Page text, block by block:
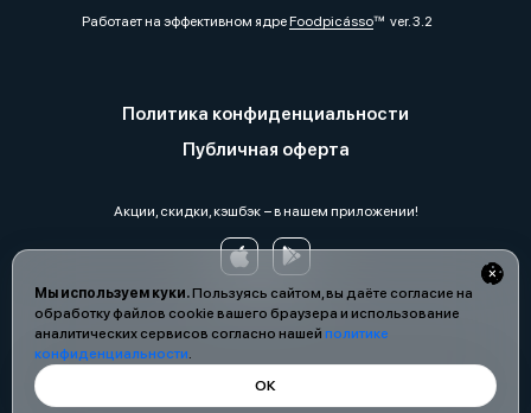
Мы используем куки.Пользуясь сайтом, вы даёте согласие на
обработку файлов cookie вашего браузера и использование
аналитических сервисов согласно нашей политике
конфиденциальности.
ОК
Работает на эффективном ядреFoodpicássover. 3.2
Политика конфиденциальности
Публичная оферта
Акции, скидки, кэшбэк − в нашем приложении!